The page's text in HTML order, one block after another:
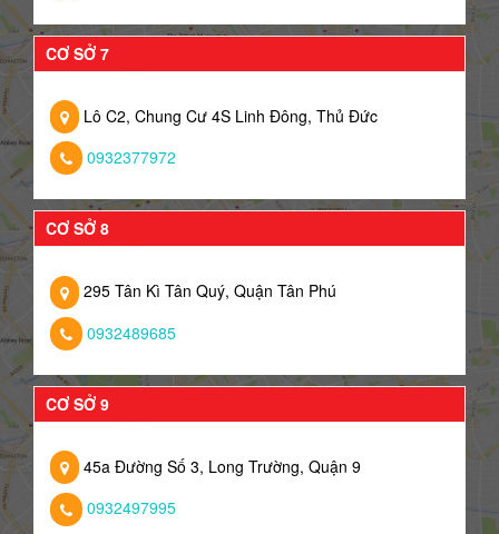
CƠ SỞ 7
Lô C2, Chung Cư 4S Linh Đông, Thủ Đức
0932377972
CƠ SỞ 8
295 Tân Kì Tân Quý, Quận Tân Phú
0932489685
CƠ SỞ 9
45a Đường Số 3, Long Trường, Quận 9
0932497995